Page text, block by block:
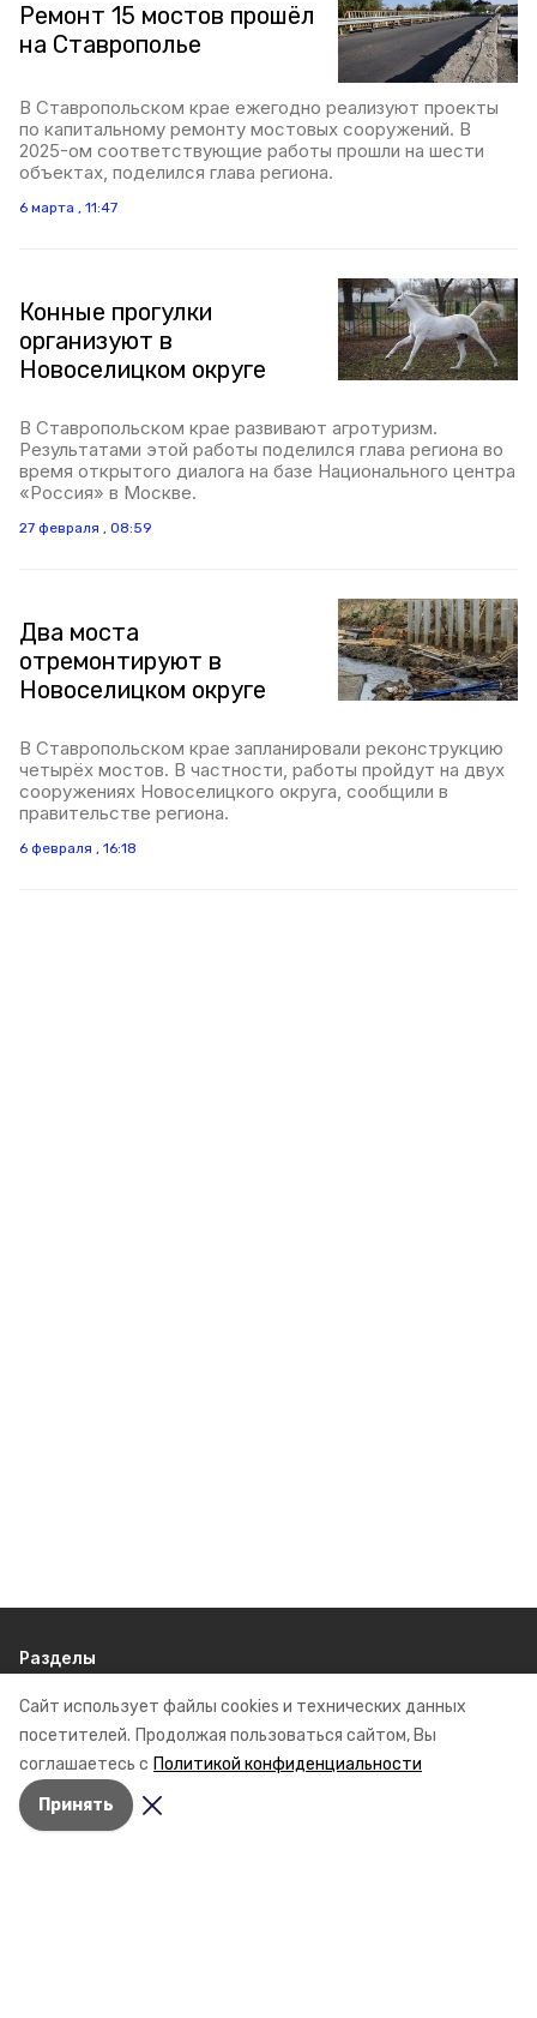
Сайт использует файлы cookies и технических данных
посетителей. Продолжая пользоваться сайтом, Вы
соглашаетесь с Политикой конфиденциальности
Принять
Ремонт 15 мостов прошёл
на Ставрополье
В Ставропольском крае ежегодно реализуют проекты
по капитальному ремонту мостовых сооружений. В
2025-ом соответствующие работы прошли на шести
объектах, поделился глава региона.
6 марта , 11:47
Конные прогулки
организуют в
Новоселицком округе
В Ставропольском крае развивают агротуризм.
Результатами этой работы поделился глава региона во
время открытого диалога на базе Национального центра
«Россия» в Москве.
27 февраля , 08:59
Два моста
отремонтируют в
Новоселицком округе
В Ставропольском крае запланировали реконструкцию
четырёх мостов. В частности, работы пройдут на двух
сооружениях Новоселицкого округа, сообщили в
правительстве региона.
6 февраля , 16:18
Разделы
О компании
Контактная информация